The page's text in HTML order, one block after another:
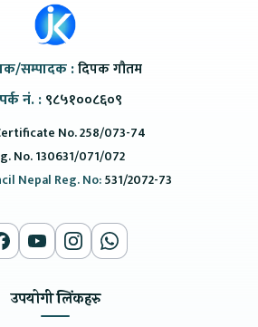
सम्पादक :दिपक गौतम
नं. : ९८५१००८६०९
No. 258/073-74
No. 130631/071/072
Nepal Reg. No:531/2072-73
उपयोगी लिंकहरु